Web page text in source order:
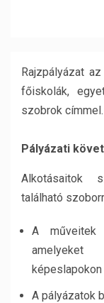
Rajzpályázat
főiskolák,
szobrok címmel.
Pályázati
Alkotásaitok
található
A
képeslapokon
A pályázatok